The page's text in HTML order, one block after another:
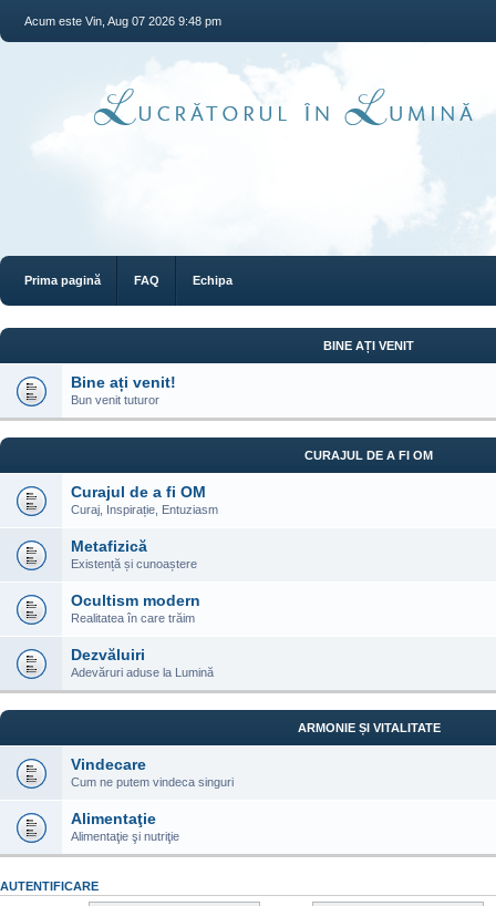
Acum este Vin, Aug 07 2026 9:48 pm
Prima pagină FAQ Echipa
BINE AȚI VENIT
Bine ați venit!
Bun venit tuturor
CURAJUL DE A FI OM
Curajul de a fi OM
Curaj, Inspirație, Entuziasm
Metafizică
Existență și cunoaștere
Ocultism modern
Realitatea în care trăim
Dezvăluiri
Adevăruri aduse la Lumină
ARMONIE ȘI VITALITATE
Vindecare
Cum ne putem vindeca singuri
Alimentaţie
Alimentaţie şi nutriţie
AUTENTIFICARE